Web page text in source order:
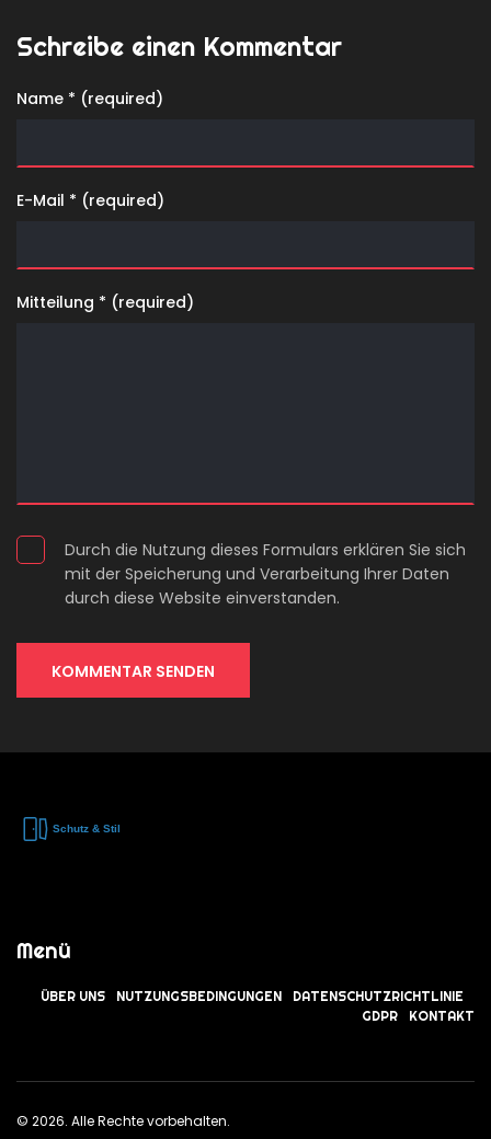
Schreibe einen Kommentar
Name * (required)
E-Mail * (required)
Mitteilung * (required)
Durch die Nutzung dieses Formulars erklären Sie sich
mit der Speicherung und Verarbeitung Ihrer Daten
durch diese Website einverstanden.
KOMMENTAR SENDEN
Menü
ÜBER UNS NUTZUNGSBEDINGUNGEN
DATENSCHUTZRICHTLINIE
GDPR
KONTAKT
© 2026. Alle Rechte vorbehalten.